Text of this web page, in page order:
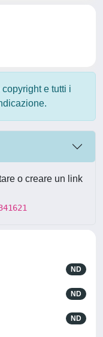
copyright e tutti i
o creare un link
ND
ND
ND